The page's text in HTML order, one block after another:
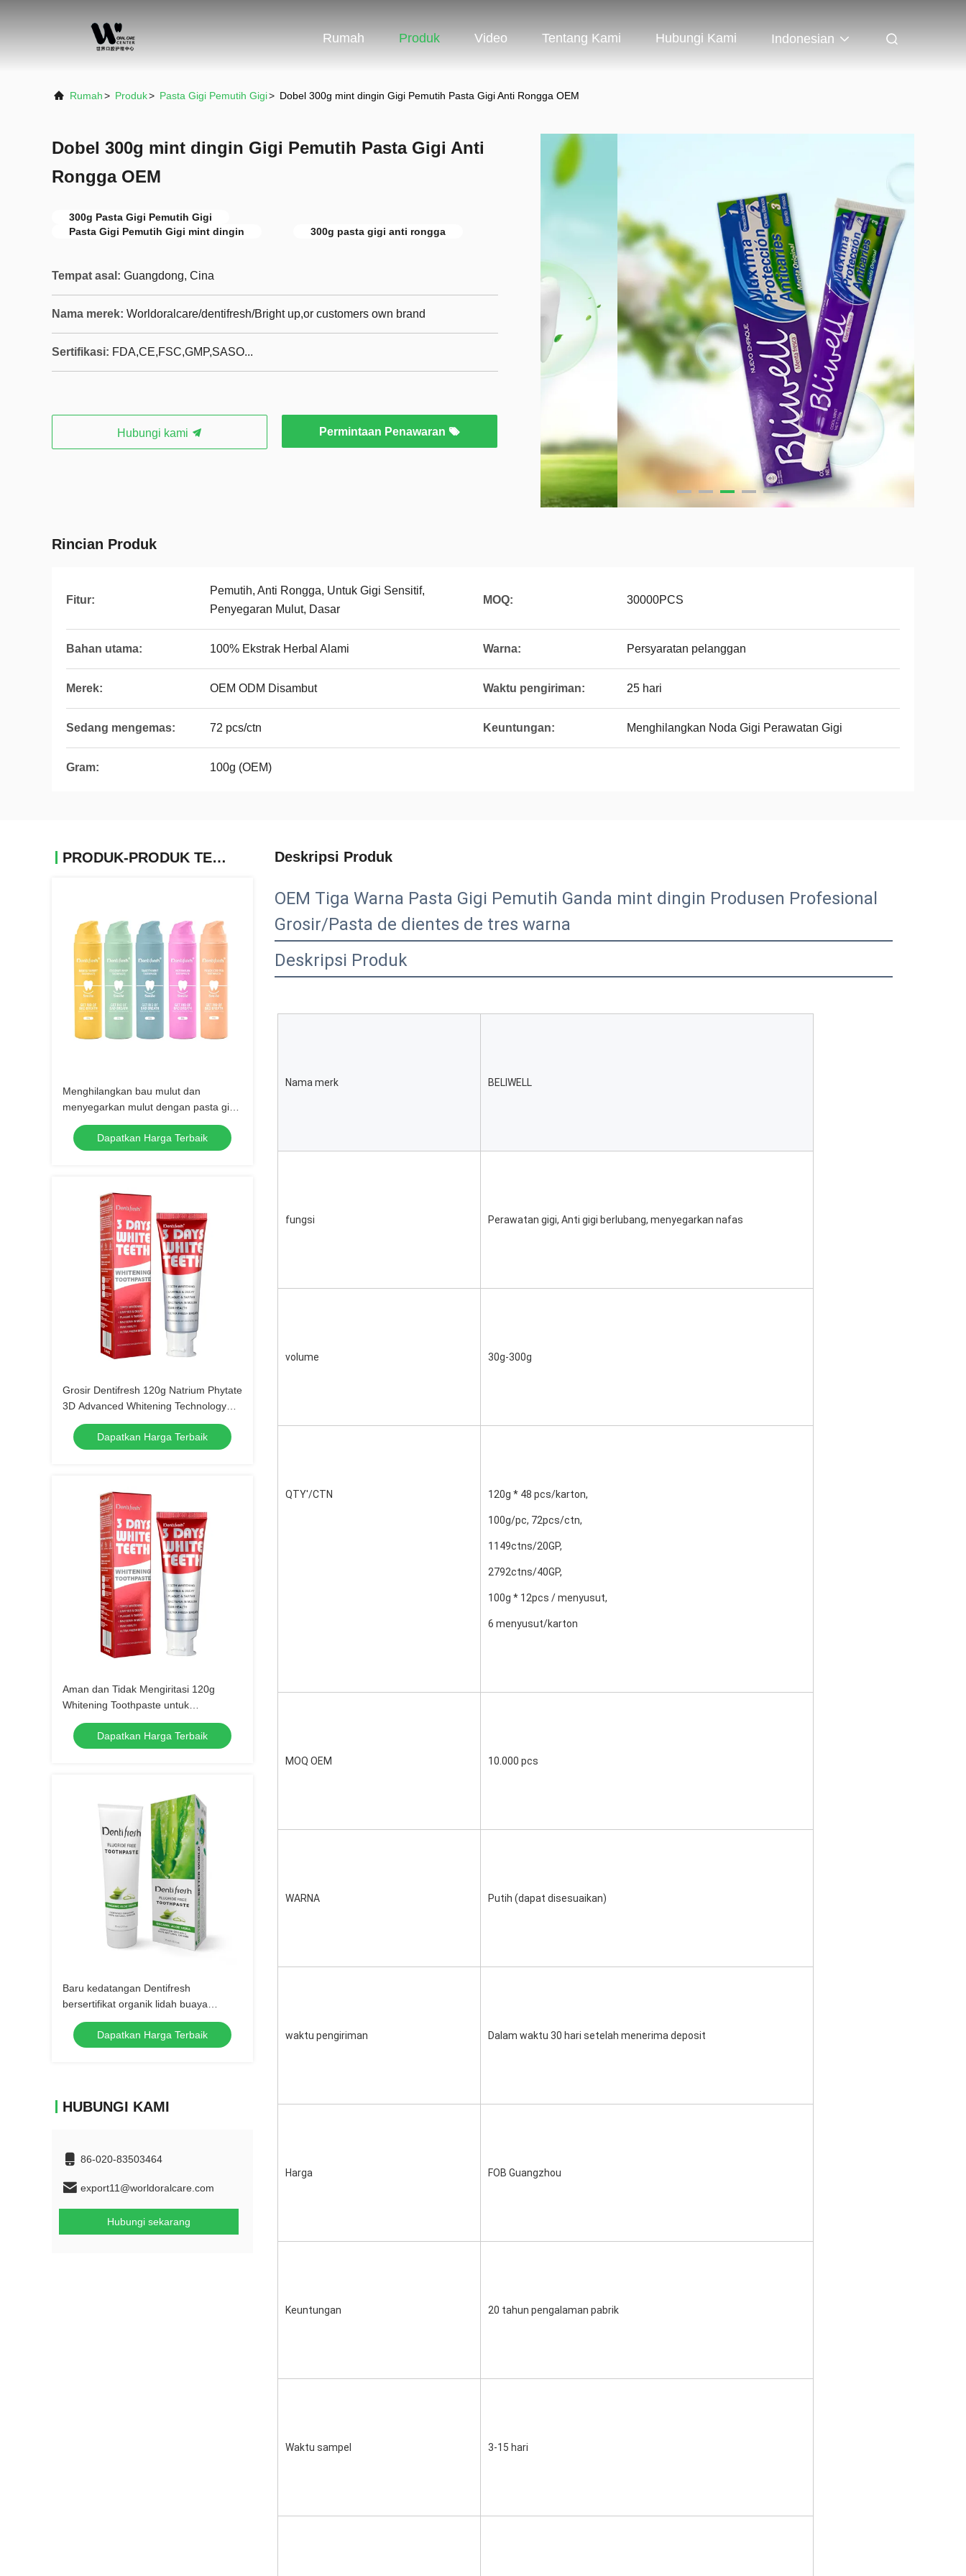
Rumah Produk Video Tentang Kami Hubungi Kami Indonesian
Rumah> Produk> Pasta Gigi Pemutih Gigi> Dobel 300g mint dingin Gigi Pemutih Pasta Gigi Anti Rongga OEM
Dobel 300g mint dingin Gigi Pemutih Pasta Gigi Anti
Rongga OEM
300g Pasta Gigi Pemutih Gigi
Pasta Gigi Pemutih Gigi mint dingin
300g pasta gigi anti rongga
Tempat asal: Guangdong, Cina
Nama merek: Worldoralcare/dentifresh/Bright up,or customers own brand
Sertifikasi: FDA,CE,FSC,GMP,SASO...
Hubungi kami Permintaan Penawaran
Rincian Produk
Fitur:
Pemutih, Anti Rongga, Untuk Gigi Sensitif,
Penyegaran Mulut, Dasar
MOQ: 30000PCS
Bahan utama: 100% Ekstrak Herbal Alami Warna: Persyaratan pelanggan
Merek: OEM ODM Disambut Waktu pengiriman: 25 hari
Sedang mengemas: 72 pcs/ctn Keuntungan: Menghilangkan Noda Gigi Perawatan Gigi
Gram: 100g (OEM)
PRODUK-PRODUK TERKAIT
Menghilangkan bau mulut dan
menyegarkan mulut dengan pasta gigi
perawatan mulut Pelbagai
perlindungan untuk kesehatan mulut
yang optimal
Dapatkan Harga Terbaik
Grosir Dentifresh 120g Natrium Phytate
3D Advanced Whitening Technology
Pasta gigi
Dapatkan Harga Terbaik
Aman dan Tidak Mengiritasi 120g
Whitening Toothpaste untuk
Perlindungan Gigi yang Lama
Dapatkan Harga Terbaik
Baru kedatangan Dentifresh
bersertifikat organik lidah buaya
perawatan gigi soda kue pemutih gigi
ekstrak tumbuhan alami toothpa
Dapatkan Harga Terbaik
HUBUNGI KAMI
86-020-83503464
export11@worldoralcare.com
Hubungi sekarang
Deskripsi Produk
OEM Tiga Warna Pasta Gigi Pemutih Ganda mint dingin Produsen Profesional
Grosir/Pasta de dientes de tres warna
Deskripsi Produk
Nama merk BELIWELL
fungsi Perawatan gigi, Anti gigi berlubang, menyegarkan nafas
volume 30g-300g
QTY'/CTN 120g * 48 pcs/karton,
100g/pc, 72pcs/ctn,
1149ctns/20GP,
2792ctns/40GP,
100g * 12pcs / menyusut,
6 menyusut/karton
MOQ OEM 10.000 pcs
WARNA Putih (dapat disesuaikan)
waktu pengiriman Dalam waktu 30 hari setelah menerima deposit
Harga FOB Guangzhou
Keuntungan 20 tahun pengalaman pabrik
Waktu sampel 3-15 hari